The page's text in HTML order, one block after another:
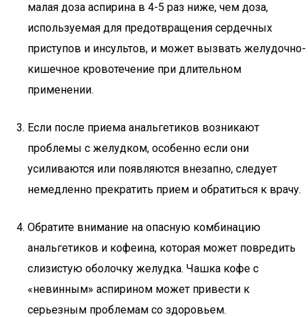
малая доза аспирина в 4-5 раз ниже, чем доза,
используемая для предотвращения сердечных
приступов и инсультов, и может вызвать желудочно-
кишечное кровотечение при длительном
применении.
Если после приема анальгетиков возникают
проблемы с желудком, особенно если они
усиливаются или появляются внезапно, следует
немедленно прекратить прием и обратиться к врачу.
Обратите внимание на опасную комбинацию
анальгетиков и кофеина, которая может повредить
слизистую оболочку желудка. Чашка кофе с
«невинным» аспирином может привести к
серьезным проблемам со здоровьем.